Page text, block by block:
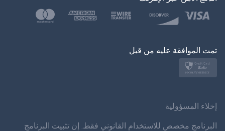
بولسكي
简体 体 中文
تمت الموافقة عليه من قبل
إخلاء المسؤولية
البرنامج مخصص للاستخدام القانوني فقط. إن تثبيت البرنامج